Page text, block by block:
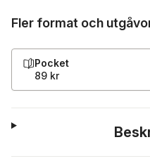
Fler format och
Pocket
89 kr